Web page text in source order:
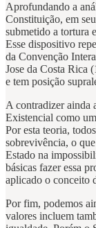
Aprofundando a
Constituição, em
submetido a tortura
Esse dispositivo
da Convenção
Jose da Costa Rica
e tem posição
A contradizer ainda
Existencial como
Por esta teoria,
sobrevivência, o
Estado na
básicas fazer essa
aplicado o conceito
Por fim, podemos
valores incluem